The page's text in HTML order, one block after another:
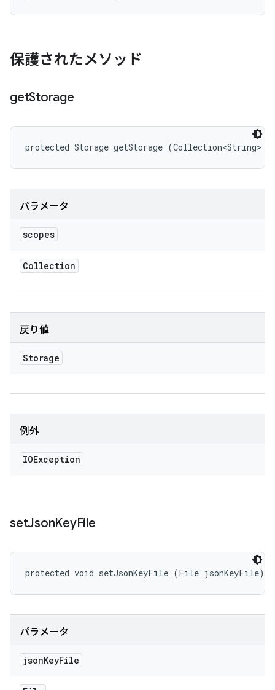
保護されたメソッド
getStorage
protected Storage getStorage (Collection<String>
パラメータ
scopes
Collection
戻り値
Storage
例外
IOException
setJsonKeyFile
protected void setJsonKeyFile (File jsonKeyFile)
パラメータ
jsonKeyFile